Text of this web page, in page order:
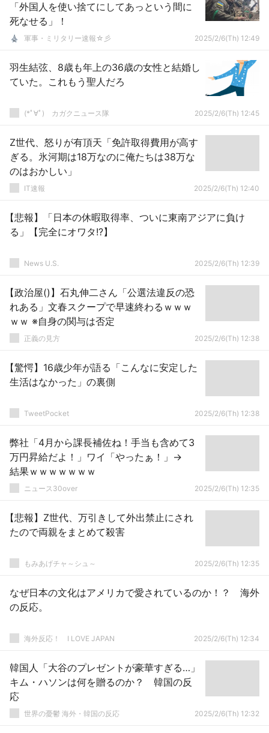
「外国人を使い捨てにしてあっという間に
死なせる」！
軍事・ミリタリー速報☆彡 2025/2/6(Th) 12:49
羽生結弦、8歳も年上の36歳の女性と結婚し
ていた。これもう聖人だろ
(*ﾟ∀ﾟ)ゞカガクニュース隊 2025/2/6(Th) 12:45
Z世代、怒りが有頂天「免許取得費用が高す
ぎる。氷河期は18万なのに俺たちは38万な
のはおかしい」
IT速報 2025/2/6(Th) 12:40
【悲報】「日本の休暇取得率、ついに東南アジアに負け
る」【完全にオワタ!?】
News U.S. 2025/2/6(Th) 12:39
【政治屋()】石丸伸二さん「公選法違反の恐
れある」文春スクープで早速終わるｗｗｗ
ｗｗ ※自身の関与は否定
正義の見方 2025/2/6(Th) 12:38
【驚愕】16歳少年が語る「こんなに安定した
生活はなかった」の裏側
TweetPocket 2025/2/6(Th) 12:38
弊社「4月から課長補佐ね！手当も含めて3
万円昇給だよ！」ワイ「やったぁ！」→
結果ｗｗｗｗｗｗｗ
ニュース30over 2025/2/6(Th) 12:35
【悲報】Z世代、万引きして外出禁止にされ
たので両親をまとめて殺害
もみあげチャ～シュ～ 2025/2/6(Th) 12:35
なぜ日本の文化はアメリカで愛されているのか！？ 海外
の反応。
海外反応！ I LOVE JAPAN 2025/2/6(Th) 12:34
韓国人「大谷のプレゼントが豪華すぎる…」
キム・ハソンは何を贈るのか？ 韓国の反
応
世界の憂鬱 海外・韓国の反応 2025/2/6(Th) 12:32